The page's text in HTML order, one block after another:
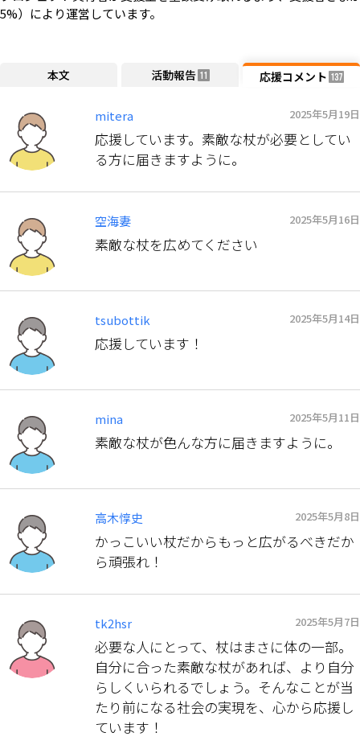
5%）により運営しています。
本文 活動報告 11 応援コメント 137
mitera 2025年5月19日
応援しています。素敵な杖が必要としてい
る方に届きますように。
空海妻 2025年5月16日
素敵な杖を広めてください
tsubottik 2025年5月14日
応援しています！
mina 2025年5月11日
素敵な杖が色んな方に届きますように。
高木惇史 2025年5月8日
かっこいい杖だからもっと広がるべきだか
ら頑張れ！
tk2hsr 2025年5月7日
必要な人にとって、杖はまさに体の一部。
自分に合った素敵な杖があれば、より自分
らしくいられるでしょう。そんなことが当
たり前になる社会の実現を、心から応援し
ています！